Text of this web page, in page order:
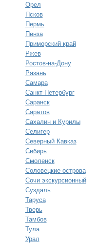
Орел
Псков
Пермь
Пенза
Приморский край
Ржев
Ростов-на-Дону
Рязань
Самара
Санкт-Петербург
Саранск
Саратов
Сахалин и Курилы
Селигер
Северный Кавказ
Сибирь
Смоленск
Соловецкие острова
Сочи экскурсионный
Суздаль
Таруса
Тверь
Тамбов
Тула
Урал